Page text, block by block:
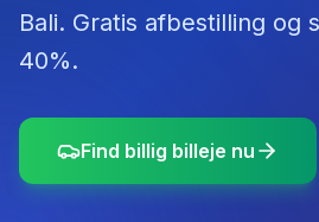
Bali. Gratis afbestilling og
40%.
Find billig billeje nu